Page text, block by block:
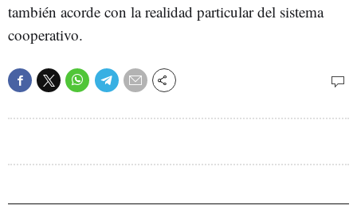
también acorde con la realidad particular del sistema
cooperativo.